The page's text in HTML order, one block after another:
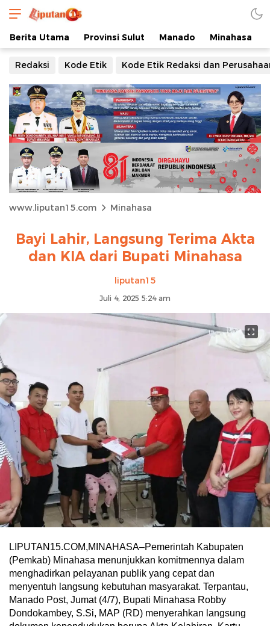
Berita Utama Provinsi Sulut Manado Minahasa
Redaksi Kode Etik Kode Etik Redaksi dan
www.liputan15.com Minahasa
Bayi Lahir, Langsung Terima Akta
dan KIA dari Bupati Minahasa
liputan15
Juli 4, 2025 5:24 am
LIPUTAN15.COM,MINAHASA–Pemerintah Kabupaten
(Pemkab) Minahasa menunjukkan komitmennya dalam
menghadirkan pelayanan publik yang cepat dan
menyentuh langsung kebutuhan masyarakat. Terpantau,
Manado Post, Jumat (4/7), Bupati Minahasa Robby
Dondokambey, S.Si, MAP (RD) menyerahkan langsung